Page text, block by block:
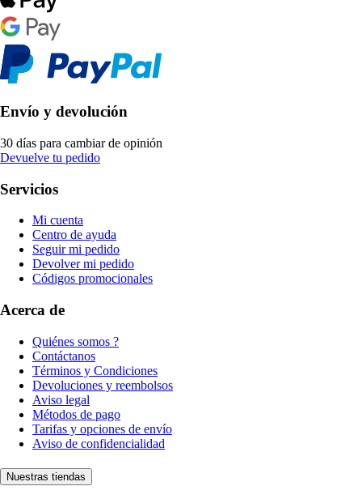
Envío y devolución
30 días para cambiar de opinión
Devuelve tu pedido
Servicios
Mi cuenta
Centro de ayuda
Seguir mi pedido
Devolver mi pedido
Códigos promocionales
Acerca de
Quiénes somos ?
Contáctanos
Términos y Condiciones
Devoluciones y reembolsos
Aviso legal
Métodos de pago
Tarifas y opciones de envío
Aviso de confidencialidad
Nuestras tiendas